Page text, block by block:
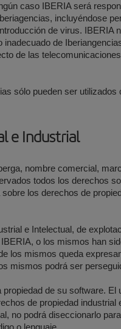
caso IBERIA será
incluyéndose
de virus. IBERIA
de
de las
sólo pueden ser
e Industrial
nombre comercial,
todos los derechos
los derechos de
e Intelectual, de
o los mismos han
los mismos queda
mismos podrá ser
de su software.
de propiedad
no podrá diseccionarlo
o lenguaje.